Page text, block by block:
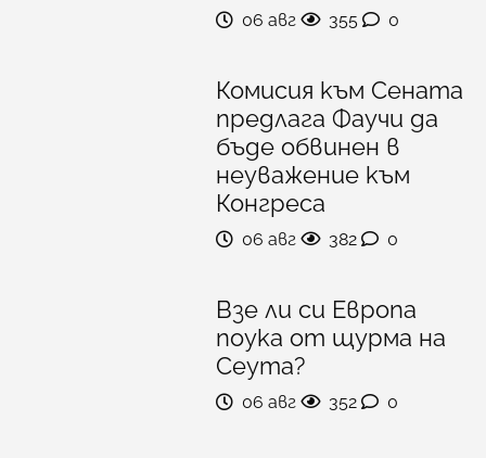
06 авг 355 0
Комисия към Сената
предлага Фаучи да
бъде обвинен в
неуважение към
Конгреса
06 авг 382 0
Взе ли си Европа
поука от щурма на
Сеута?
06 авг 352 0